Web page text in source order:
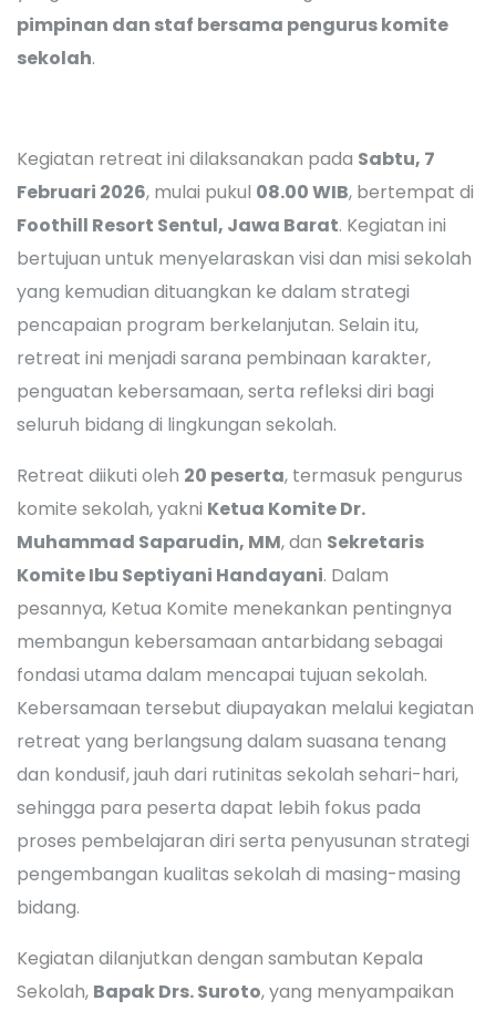
pimpinan dan staf bersama pengurus komite
sekolah.
Kegiatan retreat ini dilaksanakan pada Sabtu, 7
Februari 2026, mulai pukul 08.00 WIB, bertempat di
Foothill Resort Sentul, Jawa Barat. Kegiatan ini
bertujuan untuk menyelaraskan visi dan misi sekolah
yang kemudian dituangkan ke dalam strategi
pencapaian program berkelanjutan. Selain itu,
retreat ini menjadi sarana pembinaan karakter,
penguatan kebersamaan, serta refleksi diri bagi
seluruh bidang di lingkungan sekolah.
Retreat diikuti oleh 20 peserta, termasuk pengurus
komite sekolah, yakni Ketua Komite Dr.
Muhammad Saparudin, MM, dan Sekretaris
Komite Ibu Septiyani Handayani. Dalam
pesannya, Ketua Komite menekankan pentingnya
membangun kebersamaan antarbidang sebagai
fondasi utama dalam mencapai tujuan sekolah.
Kebersamaan tersebut diupayakan melalui kegiatan
retreat yang berlangsung dalam suasana tenang
dan kondusif, jauh dari rutinitas sekolah sehari-hari,
sehingga para peserta dapat lebih fokus pada
proses pembelajaran diri serta penyusunan strategi
pengembangan kualitas sekolah di masing-masing
bidang.
Kegiatan dilanjutkan dengan sambutan Kepala
Sekolah, Bapak Drs. Suroto, yang menyampaikan